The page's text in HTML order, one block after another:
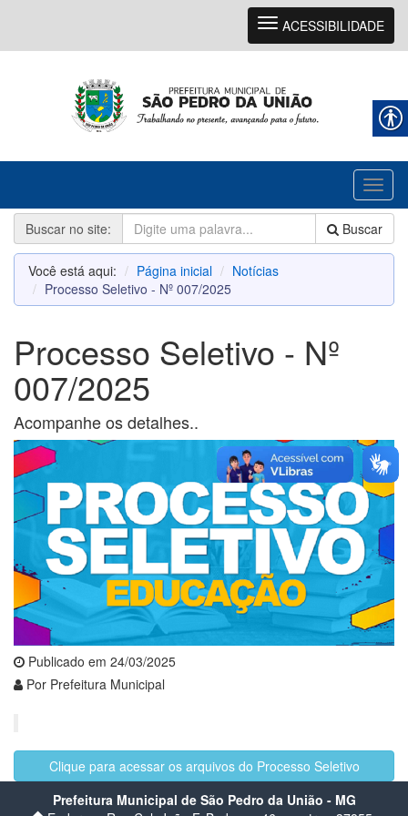
Navegação
ACESSIBILIDADE
Buscar no site:
Buscar
Você está aqui: Página inicial
Notícias
Processo Seletivo - Nº 007/2025
Processo Seletivo - Nº
007/2025
Acompanhe os detalhes..
Publicado em 24/03/2025
Por Prefeitura Municipal
Clique para acessar os arquivos do Processo Seletivo
Prefeitura Municipal de São Pedro da União - MG